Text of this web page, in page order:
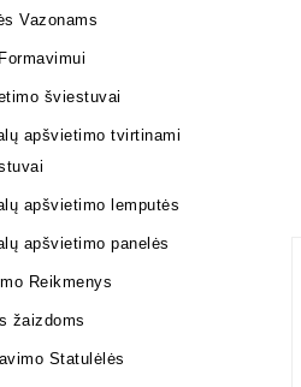
Vazonams
šviestuvai
apšvietimo tvirtinami
apšvietimo lemputės
apšvietimo panelės
Reikmenys
žaizdoms
Statulėlės